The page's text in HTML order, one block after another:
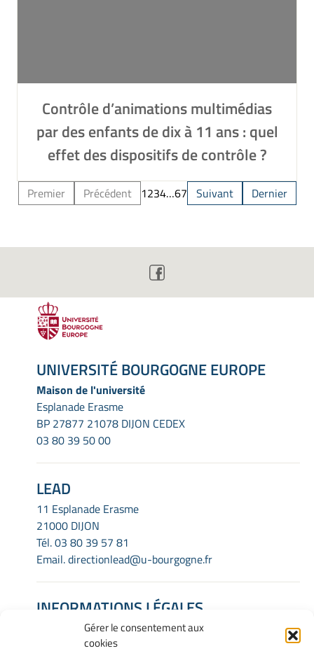
Gérer le consentement aux
cookies
Contrôle d’animations multimédias
par des enfants de dix à 11 ans : quel
effet des dispositifs de contrôle ?
Premier Précédent 1234…67 Suivant Dernier
UNIVERSITÉ BOURGOGNE EUROPE
Maison de l'université
Esplanade Erasme
BP 27877 21078 DIJON CEDEX
03 80 39 50 00
LEAD
11 Esplanade Erasme
21000 DIJON
Tél.03 80 39 57 81
Email.directionlead@u-bourgogne.fr
INFORMATIONS LÉGALES
Mentions Légales
Gérer mes cookies